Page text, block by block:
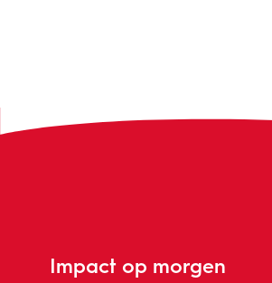
Impact op morgen